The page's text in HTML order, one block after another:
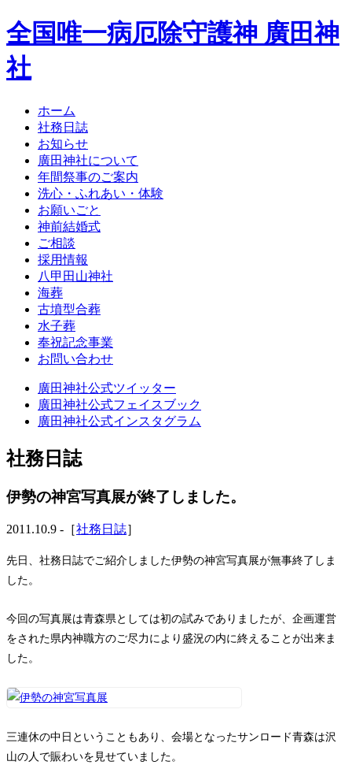
全国唯一病厄除守護神 廣田神
社
ホーム
社務日誌
お知らせ
廣田神社について
年間祭事のご案内
洗心・ふれあい・体験
お願いごと
神前結婚式
ご相談
採用情報
八甲田山神社
海葬
古墳型合葬
水子葬
奉祝記念事業
お問い合わせ
廣田神社公式ツイッター
廣田神社公式フェイスブック
廣田神社公式インスタグラム
社務日誌
伊勢の神宮写真展が終了しました。
2011.10.9 -［社務日誌］
先日、社務日誌でご紹介しました伊勢の神宮写真展が無事終了しま
した。
今回の写真展は青森県としては初の試みでありましたが、企画運営
をされた県内神職方のご尽力により盛況の内に終えることが出来ま
した。
三連休の中日ということもあり、会場となったサンロード青森は沢
山の人で賑わいを見せていました。